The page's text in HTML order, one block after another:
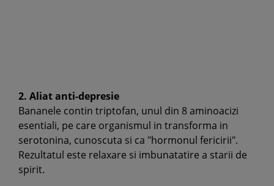
2. Aliat anti-depresie
Bananele contin triptofan, unul din 8 aminoacizi
esentiali, pe care organismul in transforma in
serotonina, cunoscuta si ca "hormonul fericirii".
Rezultatul este relaxare si imbunatatire a starii de
spirit.